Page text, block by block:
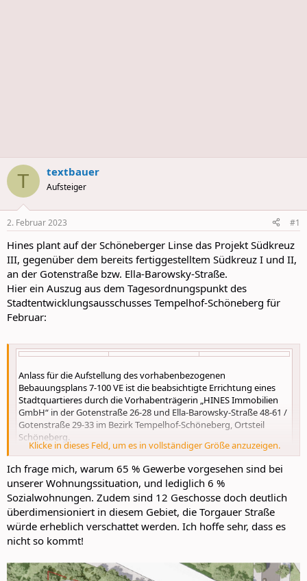
T textbauer
Aufsteiger
2. Februar 2023 #1
Hines plant auf der Schöneberger Linse das Projekt Südkreuz
III, gegenüber dem bereits fertiggestelltem Südkreuz I und II,
an der Gotenstraße bzw. Ella-Barowsky-Straße.
Hier ein Auszug aus dem Tagesordnungspunkt des
Stadtentwicklungsausschusses Tempelhof-Schöneberg für
Februar:
Anlass für die Aufstellung des vorhabenbezogenen
Bebauungsplans 7-100 VE ist die beabsichtigte Errichtung eines
Stadtquartieres durch die Vorhabenträgerin „HINES Immobilien
GmbH“ in der Gotenstraße 26-28 und Ella-Barowsky-Straße 48-61 /
Gotenstraße 29-33 im Bezirk Tempelhof-Schöneberg, Ortsteil
Schöneberg.
In diesem Zusammenhang hat die Eigentümerin einen Antrag auf
gemäß § 12 BauGB gestellt.
Die Vorhabenträgerin hat die Grundstücke Gotenstraße 26-28 und
Ella-Barowsky-Straße 48-61 / Gotenstraße 29-33 käuflich erworben
und plant dort die Errichtung eines neuen Stadtquartiers mit einer
Geschossfläche von insgesamt rund 62.000 m² (GFZ 3,1). Das von
der Vorhabenträgerin als SÜDKREUZ III bezeichnete Quartier soll
durch die Nutzungsmischung von ca. 40.550 m²
wohnverträglichem Gewerbe (rd. 65 %), ca. 17.850 m² Wohnen (rd.
29 %) und ca. 3.600 m² sozialen Nutzungen (rd. 6 %) geprägt
Klicke in dieses Feld, um es in vollständiger Größe anzuzeigen.
Ich frage mich, warum 65 % Gewerbe vorgesehen sind bei
unserer Wohnungssituation, und lediglich 6 %
Sozialwohnungen. Zudem sind 12 Geschosse doch deutlich
überdimensioniert in diesem Gebiet, die Torgauer Straße
würde erheblich verschattet werden. Ich hoffe sehr, dass es
nicht so kommt!